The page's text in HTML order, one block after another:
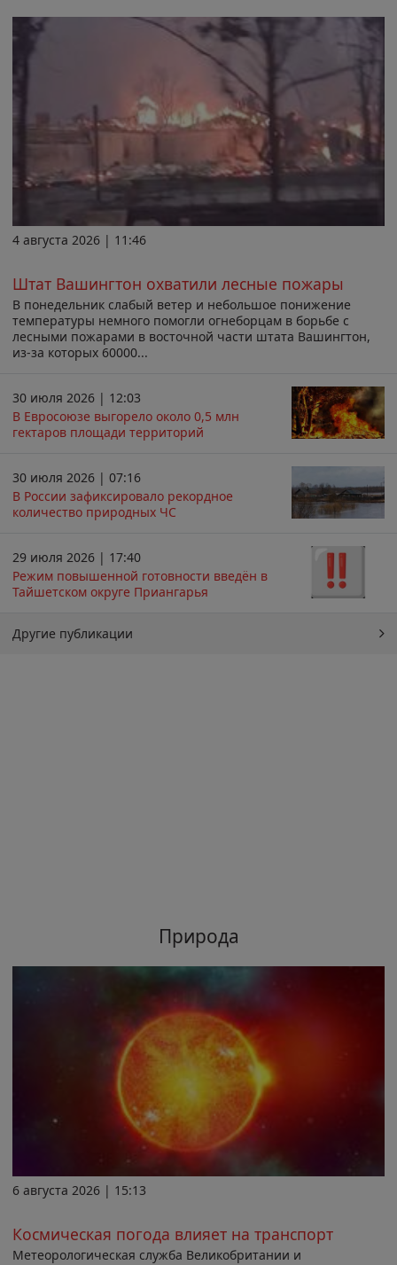
4 августа 2026 | 11:46
Штат Вашингтон охватили лесные пожары
В понедельник слабый ветер и небольшое понижение
температуры немного помогли огнеборцам в борьбе с
лесными пожарами в восточной части штата Вашингтон,
из-за которых 60000...
30 июля 2026 | 12:03
В Евросоюзе выгорело около 0,5 млн
гектаров площади территорий
30 июля 2026 | 07:16
В России зафиксировало рекордное
количество природных ЧС
29 июля 2026 | 17:40
Режим повышенной готовности введён в
Тайшетском округе Приангарья
Другие публикации
Природа
6 августа 2026 | 15:13
Космическая погода влияет на транспорт
Метеорологическая служба Великобритании и